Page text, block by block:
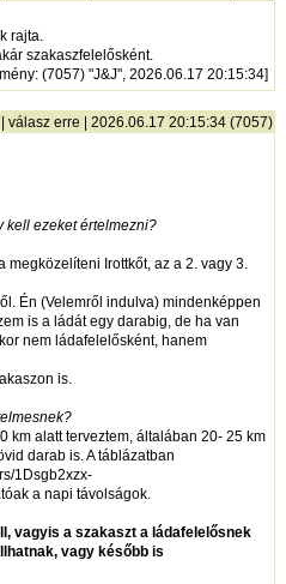
rajta.
szakaszfelelősként.
: (7057) "J&J", 2026.06.17 20:15:34]
|válasz erre | 2026.06.17 20:15:34 (7057)
kell ezeket értelmezni?
Irottkőt, az a 2. vagy 3.
Én (Velemről indulva) mindenképpen
is a ládát egy darabig, de ha van
nem ládafelelősként, hanem
is.
km alatt terveztem, általában 20- 25 km
darab is. A táblázatban
1Dsgb2xzx-
a napi távolságok.
vagyis a szakaszt a ládafelelősnek
vagy később is